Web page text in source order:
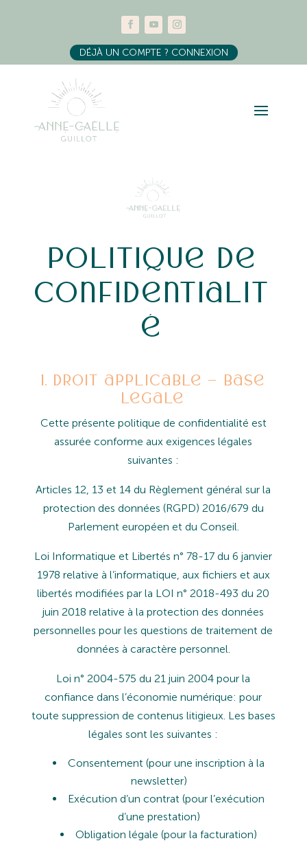
DÉJÀ UN COMPTE ? CONNEXION
politique de
confidentialit
é
1. Droit applicable – base
légale
Cette présente politique de confidentialité est
assurée conforme aux exigences légales
suivantes :
Articles 12, 13 et 14 du Règlement général sur la
protection des données (RGPD) 2016/679 du
Parlement européen et du Conseil.
Loi Informatique et Libertés n° 78-17 du 6 janvier
1978 relative à l’informatique, aux fichiers et aux
libertés modifiées par la LOI n° 2018-493 du 20
juin 2018 relative à la protection des données
personnelles pour les questions de traitement de
données à caractère personnel.
Loi n° 2004-575 du 21 juin 2004 pour la
confiance dans l’économie numérique: pour
toute suppression de contenus litigieux. Les bases
légales sont les suivantes :
Consentement (pour une inscription à la
newsletter)
Exécution d’un contrat (pour l’exécution
d’une prestation)
Obligation légale (pour la facturation)